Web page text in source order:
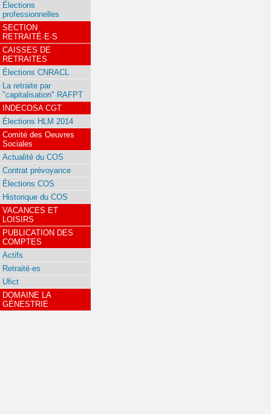
Élections
professionnelles
SECTION
RETRAITÉ·E·S
CAISSES DE
RETRAITES
Élections CNRACL
La retraite par
"capitalisation" RAFPT
INDECOSA CGT
Élections HLM 2014
Comité des Oeuvres
Sociales
Actualité du COS
Contrat prévoyance
Élections COS
Historique du COS
VACANCES ET
LOISIRS
PUBLICATION DES
COMPTES
Actifs
Retraité·es
Ufict
DOMAINE LA
GÉNESTRIE